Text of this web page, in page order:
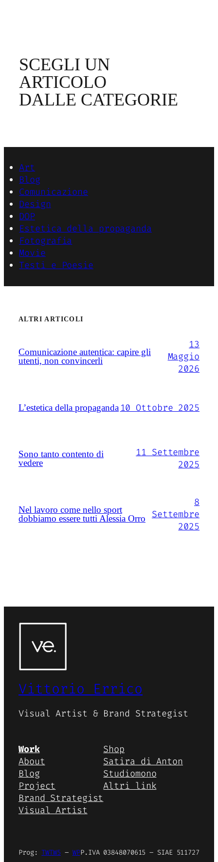
SCEGLI UN
ARTICOLO
DALLE CATEGORIE
Art
Blog
Comunicazione
Design
DOP
Estetica della propaganda
Fotografia
Movie
Testi e Poesie
ALTRI ARTICOLI
Comunicazione autentica: capire gli
utenti, non convincerli
13
Maggio
2026
L’estetica della propaganda 10 Ottobre 2025
Sono tanto contento di
vedere
11 Settembre
2025
Nel lavoro come nello sport
dobbiamo essere tutti Alessia Orro
8
Settembre
2025
Vittorio Errico
Visual Artist & Brand Strategist
Work
About
Blog
Project
Brand Strategist
Visual Artist
Shop
Satira di Anton
Studiomono
Altri link
Prog:TWTW5 – WPP.IVA 03848070615 – SIAE 511727